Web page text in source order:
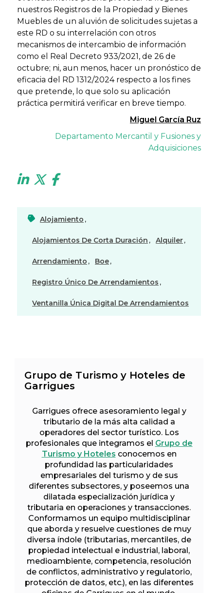
nuestros Registros de la Propiedad y Bienes
Muebles de un aluvión de solicitudes sujetas a
este RD o su interrelación con otros
mecanismos de intercambio de información
como el Real Decreto 933/2021, de 26 de
octubre; ni, aun menos, hacer un pronóstico de
eficacia del RD 1312/2024 respecto a los fines
que pretende, lo que solo su aplicación
práctica permitirá verificar en breve tiempo.
Miguel García Ruz
Departamento Mercantil y Fusiones y
Adquisiciones
Alojamiento ,
Alojamientos De Corta Duración , Alquiler,
Arrendamiento , Boe,
Registro Único De Arrendamientos ,
Ventanilla Única Digital De Arrendamientos
Grupo de Turismo y Hoteles de
Garrigues
Garrigues ofrece asesoramiento legal y
tributario de la más alta calidad a
operadores del sector turístico. Los
profesionales que integramos el Grupo de
Turismo y Hoteles conocemos en
profundidad las particularidades
empresariales del turismo y de sus
diferentes subsectores, y poseemos una
dilatada especialización jurídica y
tributaria en operaciones y transacciones.
Conformamos un equipo multidisciplinar
que aborda y resuelve cuestiones de muy
diversa índole (tributarias, mercantiles, de
propiedad intelectual e industrial, laboral,
medioambiente, competencia, resolución
de conflictos, administrativo y regulatorio,
protección de datos, etc.), en las diferentes